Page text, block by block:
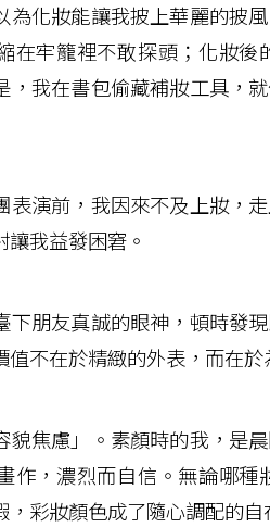
化妝能讓我披上華麗的披
在牢籠裡不敢探頭；化妝
，我在書包偷藏補妝工具，
演前，我因來不及上妝，
我益發困窘。
朋友真誠的眼神，頓時發
值不在於精緻的外表，而在
焦慮」。素顏時的我，是
作，濃烈而自信。無論哪
，彩妝顏色成了隨心調配的